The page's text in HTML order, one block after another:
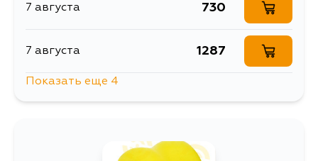
7 августа 730
7 августа 1287
Показать еще 4